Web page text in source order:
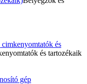
és
és tartozékaik
gép